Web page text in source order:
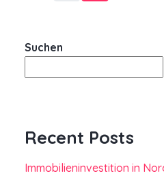
Suchen
Recent Posts
Immobilieninvestition in